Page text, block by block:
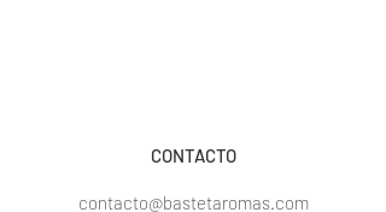
contacto@bastetaromas.com
CONTACTO